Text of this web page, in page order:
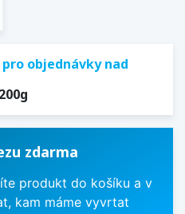
objednávky nad
zdarma
produkt do košíku a v
kam máme vyvrtat